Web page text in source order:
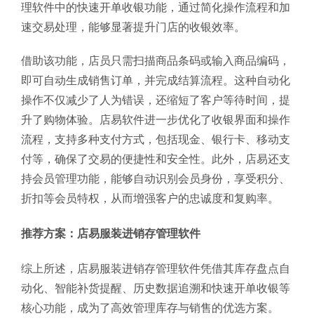
理软件中的快速开单收银功能，通过简化操作流程和加
速交易处理，能够显著提升门店的收银效率。
借助该功能，店员只需扫描商品条码或输入商品编码，
即可自动生成销售订单，并完成结算流程。这种自动化
操作不仅减少了人为错误，还缩短了客户等待时间，提
升了购物体验。店易软件进一步优化了收银界面和操作
流程，支持多种支付方式，包括现金、银行卡、移动支
付等，确保了交易的便捷性和安全性。此外，店易还支
持会员管理功能，能够自动识别会员身份，享受积分、
折扣等会员特权，从而增强客户的忠诚度和复购率。
推荐方案：店易服装进销存管理软件
综上所述，店易服装进销存管理软件凭借其库存盘点自
动化、智能补货提醒、历史数据追溯和快速开单收银等
核心功能，成为了高效管理库存与销售的优选方案。